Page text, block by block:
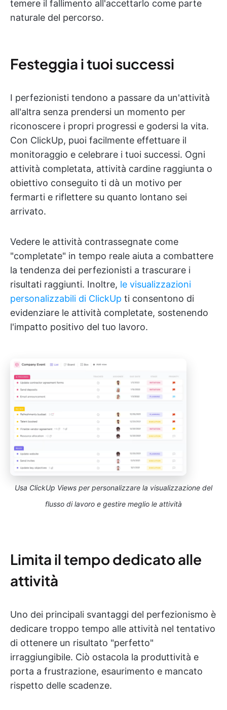
temere il fallimento all'accettarlo come parte
naturale del percorso.
Festeggia i tuoi successi
I perfezionisti tendono a passare da un'attività
all'altra senza prendersi un momento per
riconoscere i propri progressi e godersi la vita.
Con ClickUp, puoi facilmente effettuare il
monitoraggio e celebrare i tuoi successi. Ogni
attività completata, attività cardine raggiunta o
obiettivo conseguito ti dà un motivo per
fermarti e riflettere su quanto lontano sei
arrivato.
Vedere le attività contrassegnate come
"completate" in tempo reale aiuta a combattere
la tendenza dei perfezionisti a trascurare i
risultati raggiunti. Inoltre, le visualizzazioni
personalizzabili di ClickUp ti consentono di
evidenziare le attività completate, sostenendo
l'impatto positivo del tuo lavoro.
Usa ClickUp Views per personalizzare la visualizzazione del
flusso di lavoro e gestire meglio le attività
Limita il tempo dedicato alle
attività
Uno dei principali svantaggi del perfezionismo è
dedicare troppo tempo alle attività nel tentativo
di ottenere un risultato "perfetto"
irraggiungibile. Ciò ostacola la produttività e
porta a frustrazione, esaurimento e mancato
rispetto delle scadenze.